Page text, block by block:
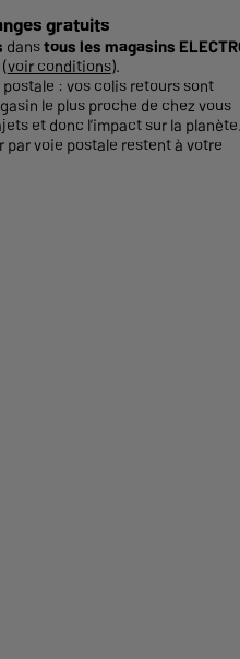
gratuits
danstous les magasins
(voir conditions).
: vos colis retours sont
le plus proche de chez vous
et donc l’impact sur la planète.
par voie postale restent à votre